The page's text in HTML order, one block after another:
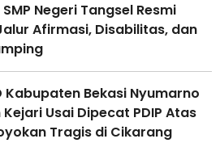
SMP Negeri Tangsel Resmi
Afirmasi, Disabilitas, dan
Kabupaten Bekasi Nyumarno
Usai Dipecat PDIP Atas
Tragis di Cikarang